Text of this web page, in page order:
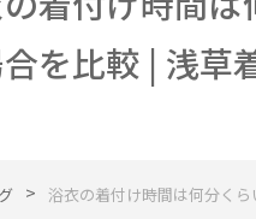
を比較 | 浅草
> 浴衣の着付け時間は何分く